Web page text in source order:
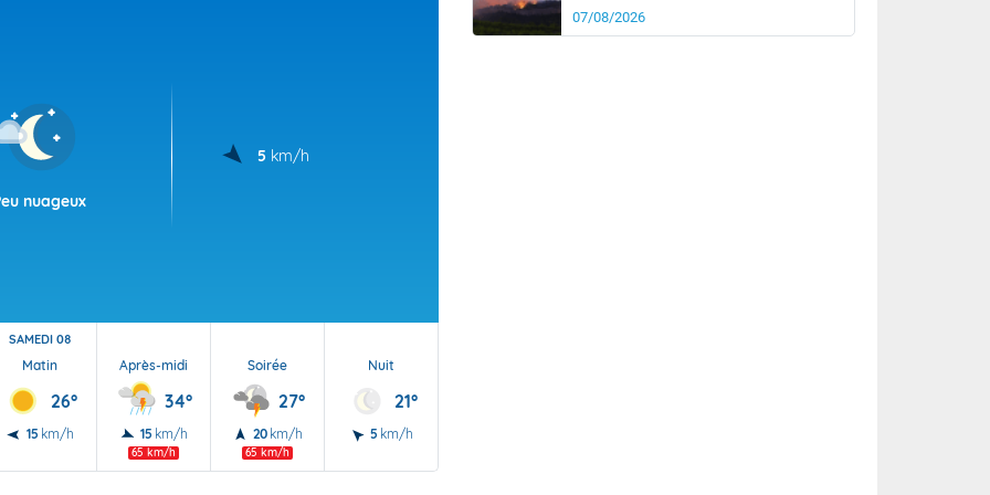
nuageux
5 km/h
SAMEDI 08
Matin
26°
15 km/h
Après-midi
34°
15 km/h
65 km/h
Soirée
27°
20 km/h
65 km/h
Nuit
21°
5 km/h
07/08/2026